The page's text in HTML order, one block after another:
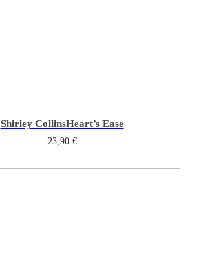
Shirley CollinsHeart’s Ease
23,90 €